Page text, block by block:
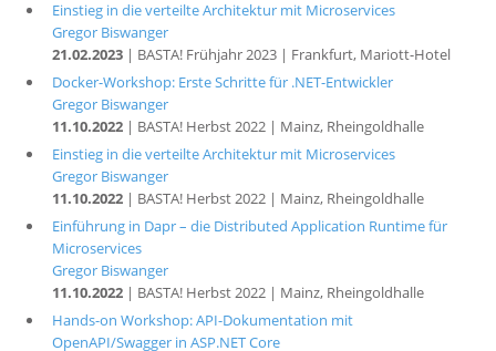
Einstieg in die verteilte Architektur mit Microservices
Gregor Biswanger
21.02.2023| BASTA! Frühjahr 2023 | Frankfurt, Mariott-Hotel
Docker-Workshop: Erste Schritte für .NET-Entwickler
Gregor Biswanger
11.10.2022| BASTA! Herbst 2022 | Mainz, Rheingoldhalle
Einstieg in die verteilte Architektur mit Microservices
Gregor Biswanger
11.10.2022| BASTA! Herbst 2022 | Mainz, Rheingoldhalle
Einführung in Dapr – die Distributed Application Runtime für
Microservices
Gregor Biswanger
11.10.2022| BASTA! Herbst 2022 | Mainz, Rheingoldhalle
Hands-on Workshop: API-Dokumentation mit
OpenAPI/Swagger in ASP.NET Core